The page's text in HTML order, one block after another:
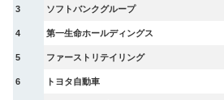
3 ソフトバンクグループ
4 第一生命ホールディングス
5 ファーストリテイリング
6 トヨタ自動車